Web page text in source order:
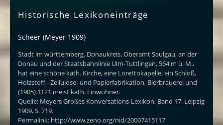
Historische Lexikoneinträge
Scheer (Meyer 1909)
Stadt im württemberg. Donaukreis, Oberamt Saulgau, an der
Donau und der Staatsbahnlinie Ulm-Tuttlingen, 564 m ü. M.,
hat eine schöne kath. Kirche, eine Lorettokapelle, ein Schloß,
Holzstoff-, Zellulose- und Papierfabrikation, Bierbrauerei und
(1905) 1121 meist kath. Einwohner.
Quelle: Meyers Großes Konversations-Lexikon, Band 17. Leipzig
1909, S. 719.
Permalink: http://www.zeno.org/nid/20007415117